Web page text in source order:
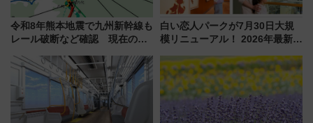
令和8年熊本地震で九州新幹線も
レール破断など確認 現在の運
白い恋人パークが7月30日大規
模リニューアル！ 2026年最新の
と料金・アクセスを徹底解説
（札幌市）